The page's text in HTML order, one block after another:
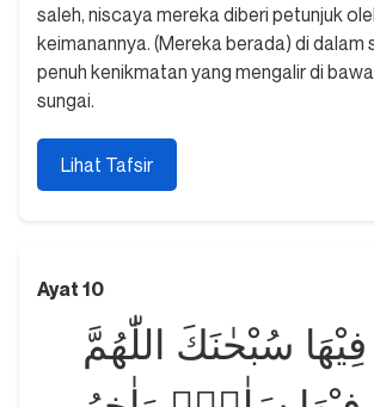
saleh, niscaya mereka diberi petunjuk
keimanannya. (Mereka berada) di dalam
penuh kenikmatan yang mengalir di
sungai.
Lihat Tafsir
Ayat 10
سُبْحٰنَكَ اللّٰهُمَّ